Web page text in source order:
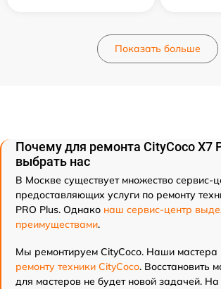
Показать больше
Почему для ремонта CityCoco X7
выбрать нас
В Москве существует множество сервис-
предоставляющих услуги по ремонту
PRO Plus. Однако наш сервис-центр
преимуществами.
Мы ремонтируем CityCoco. Наши мастера
ремонту техники CityCoco. Восстановить
для мастеров не будет новой задачей.